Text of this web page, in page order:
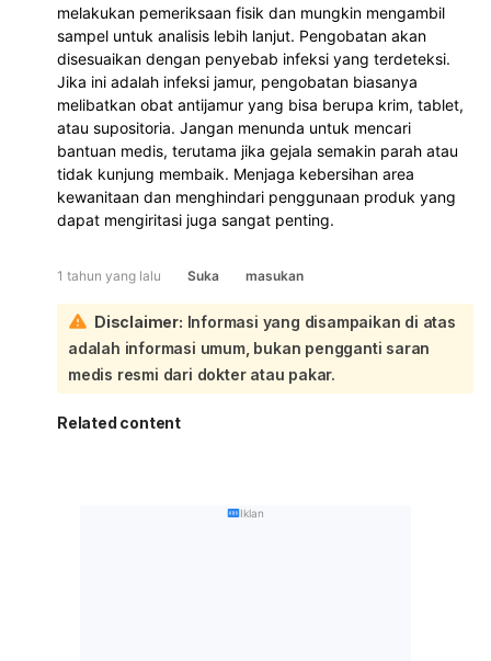
melakukan pemeriksaan fisik dan mungkin mengambil
sampel untuk analisis lebih lanjut. Pengobatan akan
disesuaikan dengan penyebab infeksi yang terdeteksi.
Jika ini adalah infeksi jamur, pengobatan biasanya
melibatkan obat antijamur yang bisa berupa krim, tablet,
atau supositoria. Jangan menunda untuk mencari
bantuan medis, terutama jika gejala semakin parah atau
tidak kunjung membaik. Menjaga kebersihan area
kewanitaan dan menghindari penggunaan produk yang
dapat mengiritasi juga sangat penting.
1 tahun yang lalu Suka masukan
Disclaimer: Informasi yang disampaikan di atas
adalah informasi umum, bukan pengganti saran
medis resmi dari dokter atau pakar.
Related content
Iklan